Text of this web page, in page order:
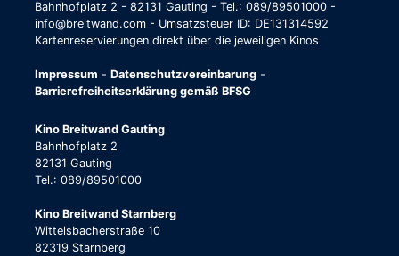
Bahnhofplatz 2 - 82131 Gauting - Tel.: 089/89501000 -
info@breitwand.com - Umsatzsteuer ID: DE131314592
Kartenreservierungen direkt über die jeweiligen Kinos
Impressum - Datenschutzvereinbarung -
Barrierefreiheitserklärung gemäß BFSG
Kino Breitwand Gauting
Bahnhofplatz 2
82131 Gauting
Tel.: 089/89501000
Kino Breitwand Starnberg
Wittelsbacherstraße 10
82319 Starnberg